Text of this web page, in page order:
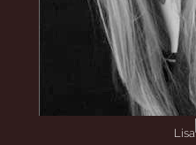
Lisa